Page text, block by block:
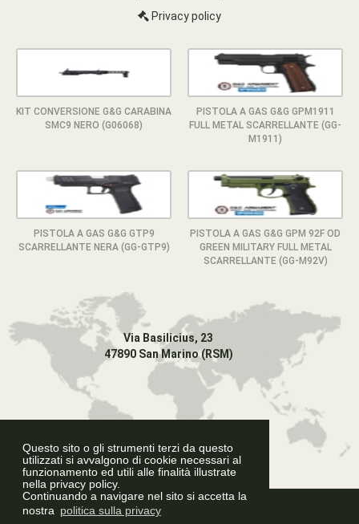
Questo sito o gli strumenti terzi da questo
utilizzati si avvalgono di cookie necessari al
funzionamento ed utili alle finalità illustrate
nella privacy policy.
Continuando a navigare nel sito si accetta la
nostra politica sulla privacy
Privacy policy
KIT CONVERSIONE G&G CARABINA
SMC9 NERO (G06068)
PISTOLA A GAS G&G GPM1911
FULL METAL SCARRELLANTE (GG-
M1911)
PISTOLA A GAS G&G GTP9
SCARRELLANTE NERA (GG-GTP9)
PISTOLA A GAS G&G GPM 92F OD
GREEN MILITARY FULL METAL
SCARRELLANTE (GG-M92V)
Via Basilicius, 23
47890 San Marino (RSM)
Graphic Design